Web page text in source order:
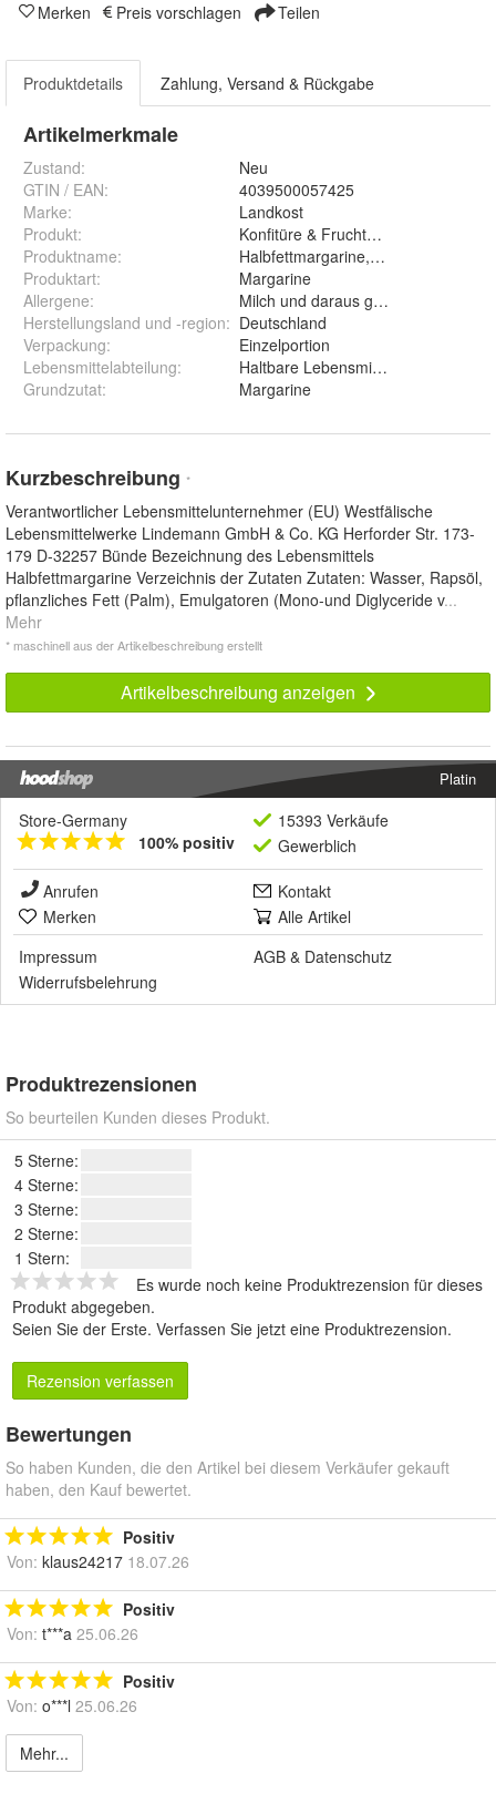
Merken Preis vorschlagen Teilen
Produktdetails Zahlung, Versand & Rückgabe
Artikelmerkmale
Zustand:
Neu
GTIN / EAN:
4039500057425
Marke:
Landkost
Produkt:
Konfitüre & Fruchtaufstrich
Produktname:
Halbfettmargarine, Fettgehalt: 39%
Produktart:
Margarine
Allergene:
Milch und daraus gewonnene
Herstellungsland und -region: Deutschland
Verpackung:
Einzelportion
Lebensmittelabteilung:
Haltbare Lebensmittel
Grundzutat: Margarine
Kurzbeschreibung *
Verantwortlicher Lebensmittelunternehmer (EU) Westfälische
Lebensmittelwerke Lindemann GmbH & Co. KG Herforder Str. 173-
179 D-32257 Bünde Bezeichnung des Lebensmittels
Halbfettmargarine Verzeichnis der Zutaten Zutaten: Wasser, Rapsöl,
pflanzliches Fett (Palm), Emulgatoren (Mono-und Diglyceride v...
Mehr
* maschinell aus der Artikelbeschreibung erstellt
Artikelbeschreibung anzeigen
Platin
Store-Germany
100% positiv
15393 Verkäufe
Gewerblich
Anrufen
Kontakt
Merken
Alle Artikel
Impressum
AGB & Datenschutz
Widerrufsbelehrung
Produktrezensionen
So beurteilen Kunden dieses Produkt.
5 Sterne:
4 Sterne:
3 Sterne:
2 Sterne:
1 Stern:
Es wurde noch keine Produktrezension für dieses
Produkt abgegeben.
Seien Sie der Erste. Verfassen Sie jetzt eine Produktrezension.
Rezension verfassen
Bewertungen
So haben Kunden, die den Artikel bei diesem Verkäufer gekauft
haben, den Kauf bewertet.
Positiv
Von: klaus24217 18.07.26
Positiv
Von: t***a 25.06.26
Positiv
Von: o***l 25.06.26
Mehr...